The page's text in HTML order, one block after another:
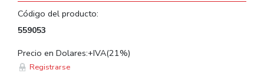
Código del producto:
559053
Precio en Dolares:+IVA(21%)
Registrarse